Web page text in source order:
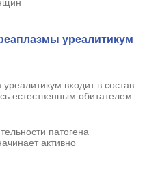
уреалитикум
входит в состав
естественным обитателем
патогена
активно